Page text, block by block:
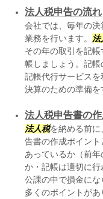
法人税申告の流れ
会社では、毎年の決
業務を行います。
法
その年の取引を記帳
帳しましょう。記
記帳代行サービス
決算のための準備を
法人税申告書の
法人税を納める前に
告書の作成ポイン
あっているか（前
か・記帳は適切に
公課の中で損金にな
多くのポイントがあ